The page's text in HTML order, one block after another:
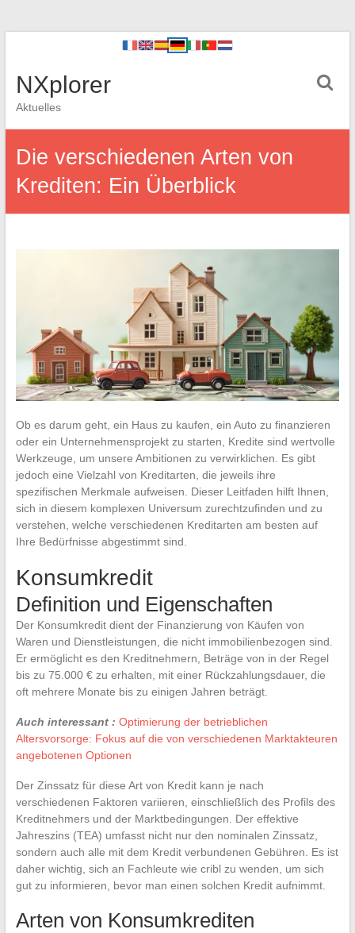
NXplorer
Aktuelles
Die verschiedenen Arten von
Krediten: Ein Überblick
Ob es darum geht, ein Haus zu kaufen, ein Auto zu finanzieren
oder ein Unternehmensprojekt zu starten, Kredite sind wertvolle
Werkzeuge, um unsere Ambitionen zu verwirklichen. Es gibt
jedoch eine Vielzahl von Kreditarten, die jeweils ihre
spezifischen Merkmale aufweisen. Dieser Leitfaden hilft Ihnen,
sich in diesem komplexen Universum zurechtzufinden und zu
verstehen, welche verschiedenen Kreditarten am besten auf
Ihre Bedürfnisse abgestimmt sind.
Konsumkredit
Definition und Eigenschaften
Der Konsumkredit dient der Finanzierung von Käufen von
Waren und Dienstleistungen, die nicht immobilienbezogen sind.
Er ermöglicht es den Kreditnehmern, Beträge von in der Regel
bis zu 75.000 € zu erhalten, mit einer Rückzahlungsdauer, die
oft mehrere Monate bis zu einigen Jahren beträgt.
Auch interessant : Optimierung der betrieblichen
Altersvorsorge: Fokus auf die von verschiedenen Marktakteuren
angebotenen Optionen
Der Zinssatz für diese Art von Kredit kann je nach
verschiedenen Faktoren variieren, einschließlich des Profils des
Kreditnehmers und der Marktbedingungen. Der effektive
Jahreszins (TEA) umfasst nicht nur den nominalen Zinssatz,
sondern auch alle mit dem Kredit verbundenen Gebühren. Es ist
daher wichtig, sich an Fachleute wie cribl zu wenden, um sich
gut zu informieren, bevor man einen solchen Kredit aufnimmt.
Arten von Konsumkrediten